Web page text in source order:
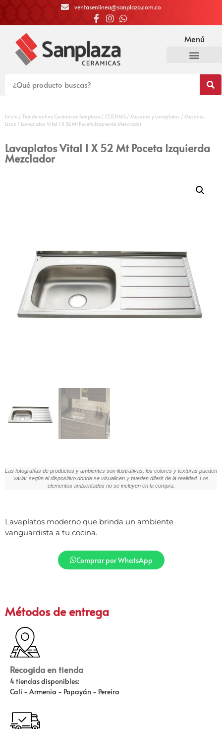
ventasenlinea@sanplaza.com.co
Menú
Inicio / Tienda online Cerámicas Sanplaza / COCINAS / Mesones y Lavaplatos / Mesones
Lisos / Lavaplatos Vital 1 X 52 Mt Poceta Izquierda Mezclador
Lavaplatos Vital 1 X 52 Mt Poceta Izquierda
Mezclador
Las fotografías de productos y ambientes son ilustrativas, los colores y texturas pueden
variar según el dispositivo donde se visualicen y pueden diferir de la realidad. Los
elementos ambientados no se incluyen en la compra.
Lavaplatos moderno que brinda un ambiente
vanguardista a tu cocina.
Comprar por WhatsApp
Métodos de entrega
Recogida en tienda
4 tiendas disponibles:
Cali - Armenia - Popayán - Pereira